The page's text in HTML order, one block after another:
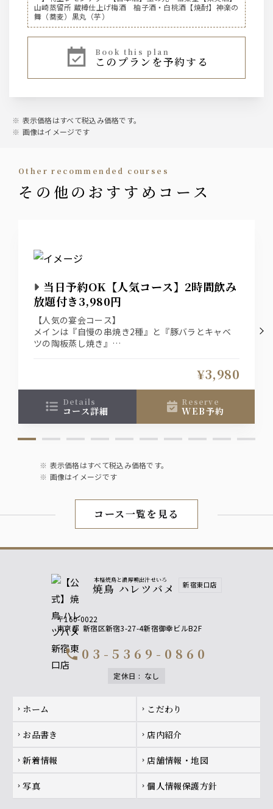
サントリー ザ・プレミアム・モルツ生中
サントリー ザ・プレミアム・モルツ生ピッチャー
【ハイボール】
焼酎ハイボール
ジムビーム
ー、抹茶ハイ、ウーロンハイ
ピーチソーダ、ピーチウーロン、ピーチオレンジ
日本酒
聖泉 からくち（千葉県 和蔵酒造）【冷酒・熱燗】
焼酎
サントリー 本格焼酎 大隅【芋】
ワイン
タヴェルネッロ【赤・白】
梅酒
ジンジャーエール、ペプシコーラ
＋５００円でプレミアム飲み放題に♪
【果実酒】 山崎蒸留所 蔵樽仕上げ梅酒、柚子酒・白桃酒
【焼酎】 神楽の舞（蕎麦）、 黒丸（芋）
【サワー】特上レモンサワー を含む飲み放題にグレード
アップできます！
【プレミアム飲み放題】果実酒
山崎蒸留所 蔵樽仕上げ梅酒
白桃酒
【プレミアム飲み放題】サワー
特上レモンサワー、特上梅酢レモンサワー
【プレミアム飲み放題】日本酒
山崎蒸留所 蔵樽仕上げ梅酒 柚子酒・白桃酒【焼酎】神楽の
舞（蕎麦）黒丸（芋）
book this plan
このプランを予約する
表示価格はすべて税込み価格です。
画像はイメージです
other recommended courses
その他のおすすめコース
当日予約OK【人気コース】2時間飲み
放題付き3,980円
【人気の宴会コース】
メインは『自慢の串焼き2種』と『豚バラとキャベ
ツの陶板蒸し焼き』
¥3,980
details
コース詳細
reserve
WEB予約
表示価格はすべて税込み価格です。
画像はイメージです
コース一覧を見る
本格焼鳥と濃厚鴨出汁せいろ
焼鳥 ハレツバメ 新宿東口店
〒160-0022
東京都 新宿区新宿3-27-4新宿御幸ビルB2F
call 03-5369-0860
定休日 : なし
Footer navigation
chevron_right ホーム chevron_right こだわり
chevron_right お品書き chevron_right 店内紹介
chevron_right 新着情報 chevron_right 店舗情報・地図
chevron_right 写真 chevron_right 個人情報保護方針